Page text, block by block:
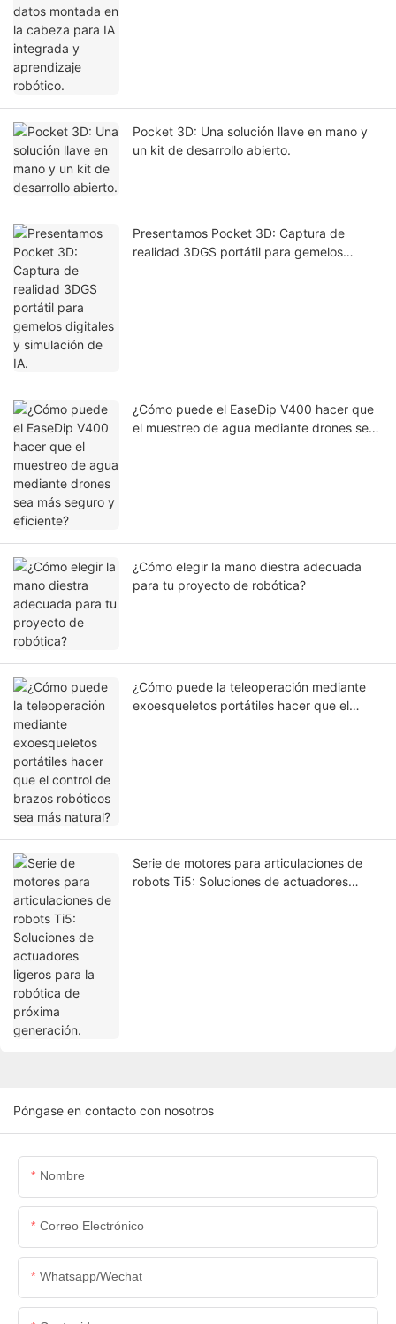
Pocket 3D: Una solución llave en mano y
un kit de desarrollo abierto.
Presentamos Pocket 3D: Captura de
realidad 3DGS portátil para gemelos
¿Cómo puede el EaseDip V400 hacer que
el muestreo de agua mediante drones sea
¿Cómo elegir la mano diestra adecuada
para tu proyecto de robótica?
¿Cómo puede la teleoperación mediante
exoesqueletos portátiles hacer que el
Serie de motores para articulaciones de
robots Ti5: Soluciones de actuadores
Póngase en contacto con nosotros
Nombre
Correo Electrónico
Whatsapp/wechat